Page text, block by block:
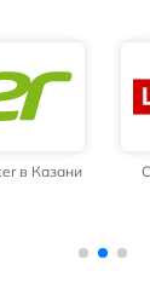
в Казани